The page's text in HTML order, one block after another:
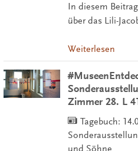
In diesem
über das Lili-
Weiterlesen
Zimmer 28. L
Tagebuch:
und Söhne